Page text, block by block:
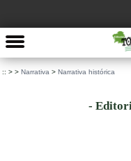
:: > > Narrativa > Narrativa histórica
-